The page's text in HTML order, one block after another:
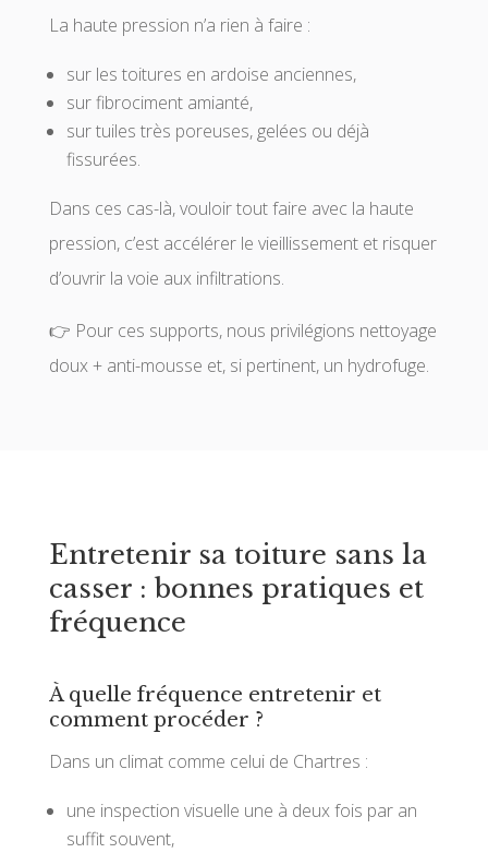
La haute pression n’a rien à faire :
sur les toitures en ardoise anciennes,
sur fibrociment amianté,
sur tuiles très poreuses, gelées ou déjà
fissurées.
Dans ces cas-là, vouloir tout faire avec la haute
pression, c’est accélérer le vieillissement et risquer
d’ouvrir la voie aux infiltrations.
👉 Pour ces supports, nous privilégions nettoyage
doux + anti-mousse et, si pertinent, un hydrofuge.
Entretenir sa toiture sans la
casser : bonnes pratiques et
fréquence
À quelle fréquence entretenir et
comment procéder ?
Dans un climat comme celui de Chartres :
une inspection visuelle une à deux fois par an
suffit souvent,